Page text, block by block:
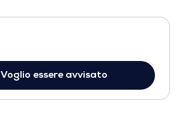
Voglio essere avvisato